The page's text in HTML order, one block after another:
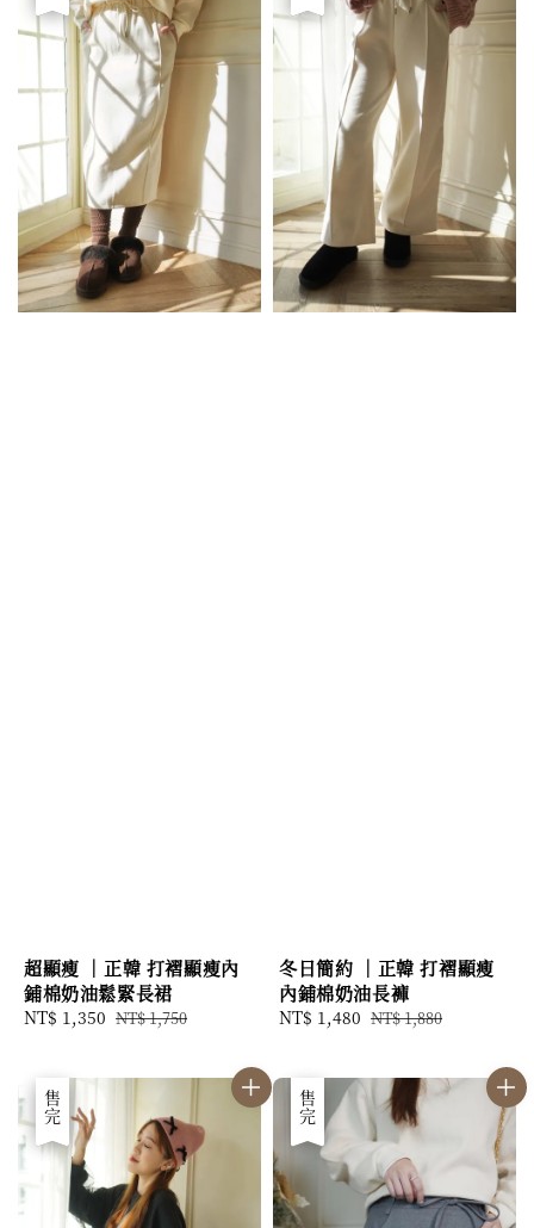
超顯瘦 ｜正韓 打褶顯瘦內
鋪棉奶油鬆緊長裙
Sale
NT$ 1,350 Regular
NT$ 1,750
冬日簡約 ｜正韓 打褶顯瘦
內鋪棉奶油長褲
Sale
NT$ 1,480 Regular
NT$ 1,880
優惠
售完 優惠
售完